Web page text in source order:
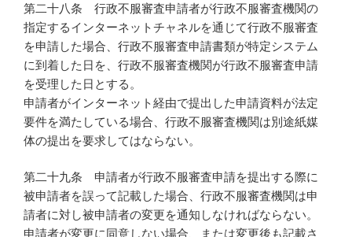
第二十八条 行政不服審査申請者が行政不服審査機関の
指定するインターネットチャネルを通じて行政不服審査
を申請した場合、行政不服審査申請書類が特定システム
に到着した日を、行政不服審査機関が行政不服審査申請
を受理した日とする。
申請者がインターネット経由で提出した申請資料が法定
要件を満たしている場合、行政不服審査機関は別途紙媒
体の提出を要求してはならない。
第二十九条 申請者が行政不服審査申請を提出する際に
被申請者を誤って記載した場合、行政不服審査機関は申
請者に対し被申請者の変更を通知しなければならない。
申請者が変更に同意しない場合、または変更後も記載さ